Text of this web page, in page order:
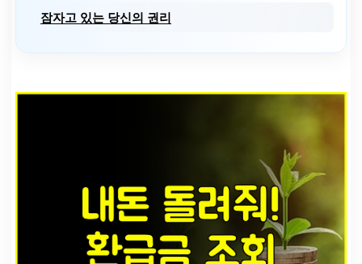
잠자고 있는 당신의 권리